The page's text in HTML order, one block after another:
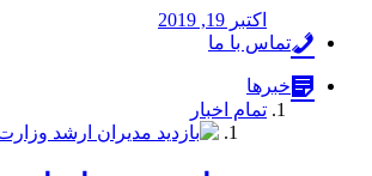
اکتبر 19, 2019
تماس با ما
خبرها
تمام اخبار